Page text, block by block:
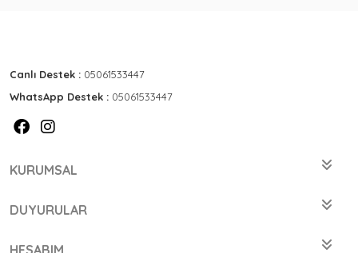
Canlı Destek : 05061533447
WhatsApp Destek : 05061533447
KURUMSAL
DUYURULAR
HESABIM